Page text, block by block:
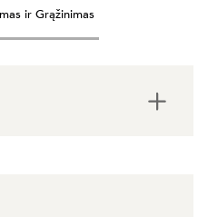
ir Grąžinimas